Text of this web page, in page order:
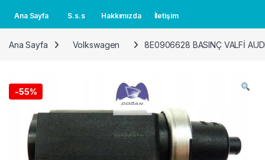
Ana Sayfa S.s.s Hakkımızda İletişim
Ana Sayfa Volkswagen 8E0906628 BASINÇ VALFİ
-55%